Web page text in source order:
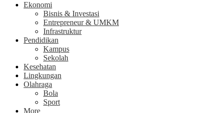
Ekonomi
Bisnis & Investasi
Entrepreneur & UMKM
Infrastruktur
Pendidikan
Kampus
Sekolah
Kesehatan
Lingkungan
Olahraga
Bola
Sport
More